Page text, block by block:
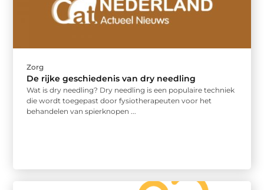
Zorg
De rijke geschiedenis van dry needling
Wat is dry needling? Dry needling is een populaire techniek
die wordt toegepast door fysiotherapeuten voor het
behandelen van spierknopen ...